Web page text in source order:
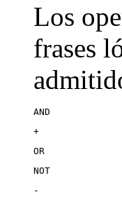
Los
frases
AND
+
OR
NOT
-